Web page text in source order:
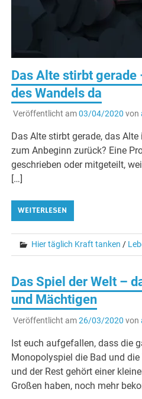
Das Alte stirbt
des Wandels da
Veröffentlicht am03/04/2020 von
Das Alte stirbt gerade, das
zum Anbeginn zurück? Eine
geschrieben oder mitgeteilt,
[…]
WEITERLESEN
Hier täglich Kraft tanken /
Das Spiel der Welt –
und Mächtigen
Veröffentlicht am26/03/2020 von
Ist euch aufgefallen, dass die
Monopolyspiel die Bad und
und der Rest gehört einer
Großen haben, noch mehr